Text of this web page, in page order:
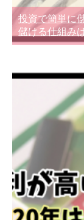
投資で簡単に
儲ける仕組み